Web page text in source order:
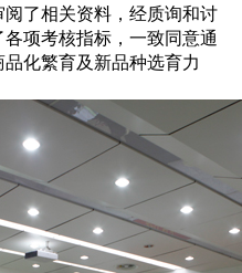
了相关资料，经质询和讨
项考核指标，一致同意通
化繁育及新品种选育力